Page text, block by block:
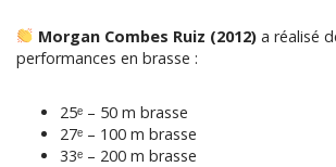
Morgan Combes Ruiz (2012) a réalisé
performances en brasse :
25ᵉ – 50 m brasse
27ᵉ – 100 m brasse
33ᵉ – 200 m brasse